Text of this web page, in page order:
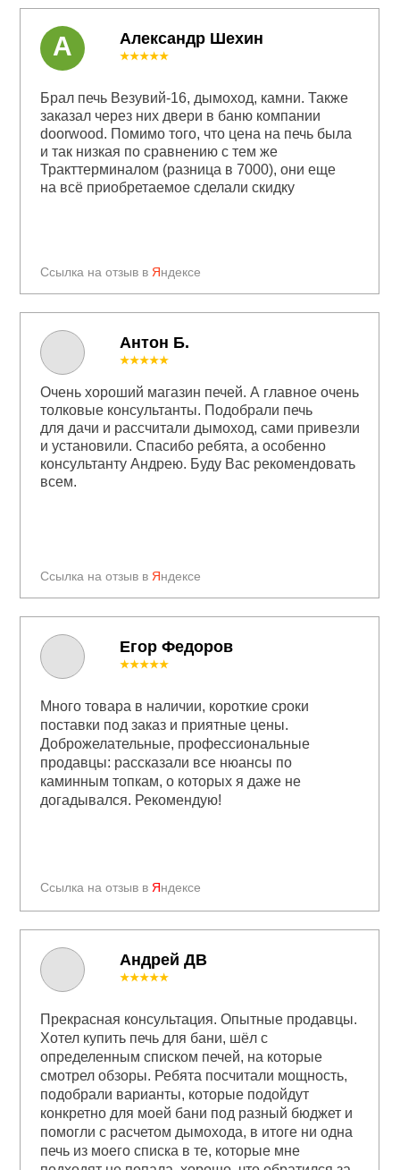
Антон Б.
Александр Шехин
Ссылка на отзыв в Яндексе
★★★★★
Брал печь Везувий-16, дымоход, камни. Также
заказал через них двери в баню компании
doorwood. Помимо того, что цена на печь была
и так низкая по сравнению с тем же
Тракттерминалом (разница в 7000), они еще
на всё приобретаемое сделали скидку
А
Ссылка на отзыв в Яндексе
★★★★★
Очень хороший магазин печей. А главное очень
толковые консультанты. Подобрали печь
для дачи и рассчитали дымоход, сами привезли
и установили. Спасибо ребята, а особенно
консультанту Андрею. Буду Вас рекомендовать
всем.
Егор Федоров
Ссылка на отзыв в Яндексе
★★★★★
Много товара в наличии, короткие сроки
поставки под заказ и приятные цены.
Доброжелательные, профессиональные
продавцы: рассказали все нюансы по
каминным топкам, о которых я даже не
догадывался. Рекомендую!
Андрей ДВ
★★★★★
Прекрасная консультация. Опытные продавцы.
Хотел купить печь для бани, шёл с
определенным списком печей, на которые
смотрел обзоры. Ребята посчитали мощность,
подобрали варианты, которые подойдут
конкретно для моей бани под разный бюджет и
помогли с расчетом дымохода, в итоге ни одна
печь из моего списка в те, которые мне